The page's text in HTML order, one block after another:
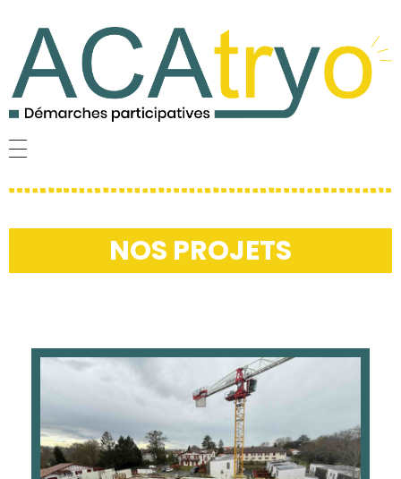
NOS PROJETS